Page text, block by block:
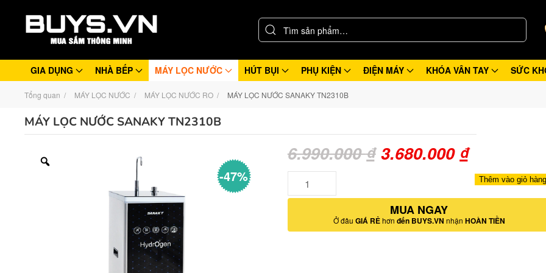
GIA DỤNG NHÀ BẾP MÁY LỌC NƯỚC HÚT BỤI PHỤ KIỆN ĐIỆN MÁY KHÓA VÂN TAY SỨC
Tổng quan MÁY LỌC NƯỚC MÁY LỌC NƯỚC RO MÁY LỌC NƯỚC SANAKY TN2310B
MÁY LỌC NƯỚC SANAKY TN2310B
-47%
6.990.000₫ Giá
là:
6.990.000 ₫.
3.680.000 ₫Giá
hiện
tại
là:
lượng
Thêm vào giỏ hàng
MUA NGAY
Ở đâu GIÁ RẺhơn đến BUYS.VN nhận HOÀN TIỀN